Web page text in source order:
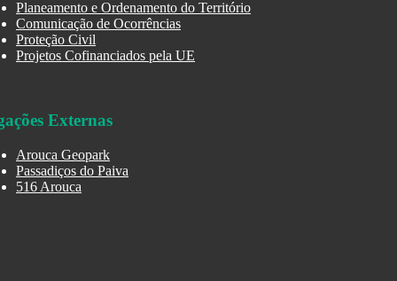
Planeamento e Ordenamento do Território
Comunicação de Ocorrências
Proteção Civil
Projetos Cofinanciados pela UE
Externas
Arouca Geopark
Passadiços do Paiva
516 Arouca